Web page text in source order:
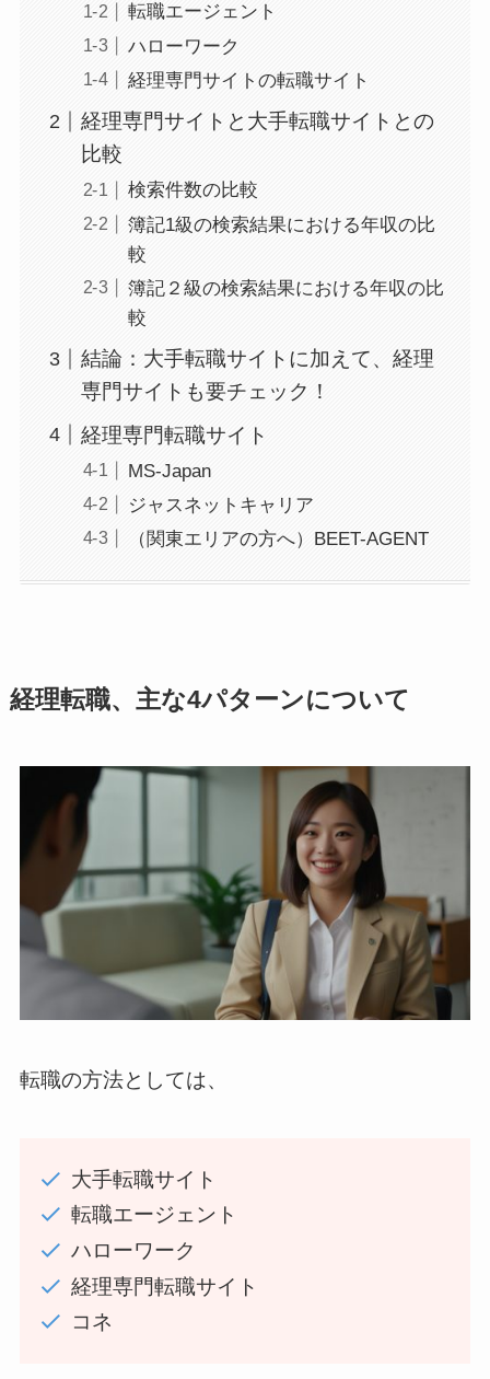
転職エージェント
ハローワーク
経理専門サイトの転職サイト
経理専門サイトと大手転職サイトとの
比較
検索件数の比較
簿記1級の検索結果における年収の比
較
簿記２級の検索結果における年収の比
較
結論：大手転職サイトに加えて、経理
専門サイトも要チェック！
経理専門転職サイト
MS-Japan
ジャスネットキャリア
（関東エリアの方へ）BEET-AGENT
経理転職、主な4パターンについて
転職の方法としては、
大手転職サイト
転職エージェント
ハローワーク
経理専門転職サイト
コネ